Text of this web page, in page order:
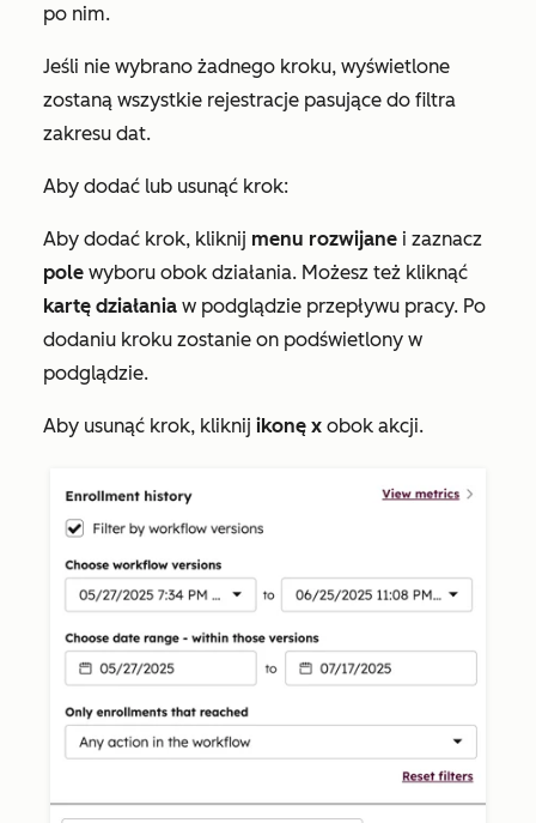
po nim.
Jeśli nie wybrano żadnego kroku, wyświetlone
zostaną wszystkie rejestracje pasujące do filtra
zakresu dat.
Aby dodać lub usunąć krok:
Aby dodać krok, kliknij menu rozwijane i zaznacz
pole wyboru obok działania. Możesz też kliknąć
kartę działania w podglądzie przepływu pracy. Po
dodaniu kroku zostanie on podświetlony w
podglądzie.
Aby usunąć krok, kliknij ikonę x obok akcji.